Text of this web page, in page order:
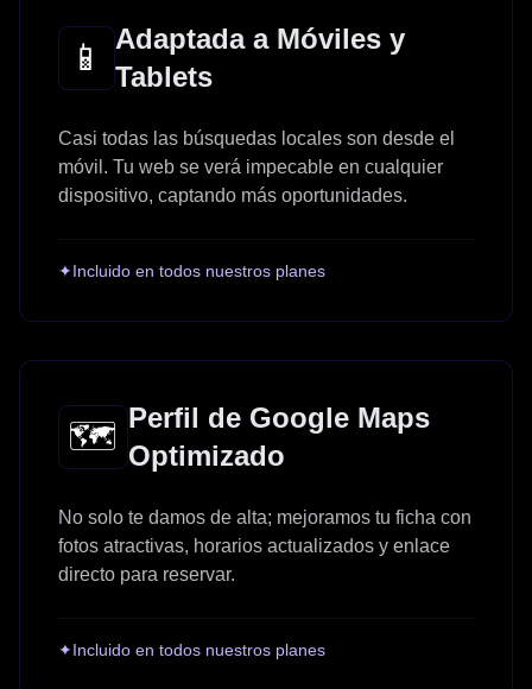
📱
Adaptada a Móviles y
Tablets
Casi todas las búsquedas locales son desde el
móvil. Tu web se verá impecable en cualquier
dispositivo, captando más oportunidades.
✦Incluido en todos nuestros planes
🗺️ Perfil de Google Maps
Optimizado
No solo te damos de alta; mejoramos tu ficha con
fotos atractivas, horarios actualizados y enlace
directo para reservar.
✦Incluido en todos nuestros planes